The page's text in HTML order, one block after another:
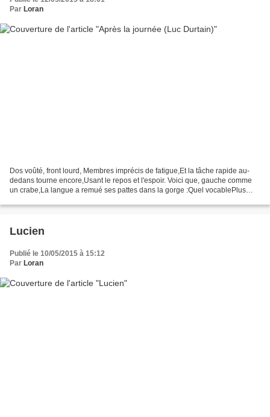
Par Loran
Dos voûté, front lourd, Membres imprécis de fatigue,Et la tâche rapide au-
dedans tourne encore,Usant le repos et l'espoir. Voici que, gauche comme
un crabe,La langue a remué ses pattes dans la gorge :Quel vocablePlus
Lucien
Publié le 10/05/2015 à 15:12
Par Loran